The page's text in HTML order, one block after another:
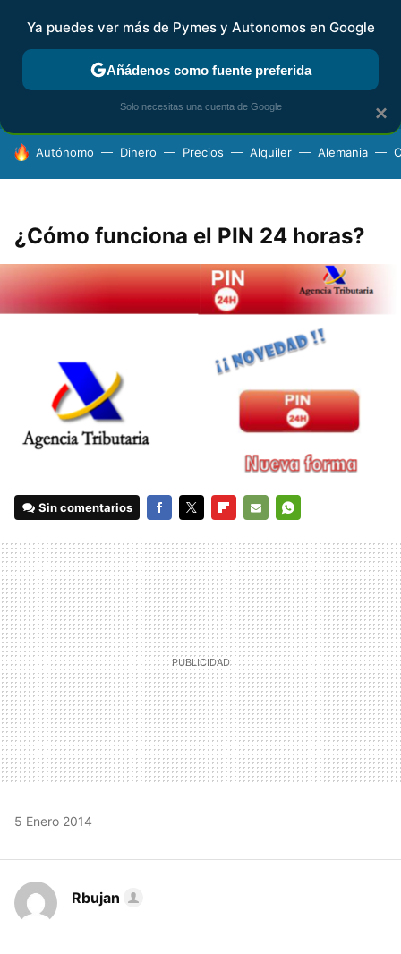
FISCALIDAD Y CONTABILIDAD KIT DIGITAL RENTA
HOY SE HABLA DE
Autónomo Dinero Precios Alquiler Alemania
¿Cómo funciona el PIN 24 horas?
Sin comentarios
MAIL
5 Enero 2014
Rbujan
×
Ya puedes ver más de Pymes y Autonomos en Google
Añádenos como fuente preferida
Solo necesitas una cuenta de Google